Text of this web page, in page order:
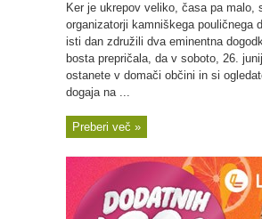
Ker je ukrepov veliko, časa pa malo,
organizatorji kamniškega pouličnega
isti dan združili dva eminentna
bosta prepričala, da v soboto, 26.
ostanete v domači občini in si
dogaja na ...
Preberi več »